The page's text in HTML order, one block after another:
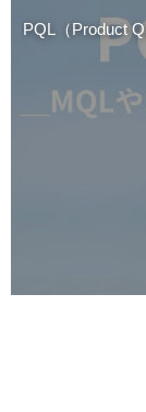
PQL（Product